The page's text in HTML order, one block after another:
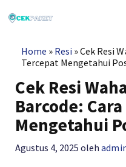
ke
Home » Resi »Cek Resi
Tercepat Mengetahui
Cek Resi
Barcode:
Mengetahui
Agustus 4, 2025 oleh